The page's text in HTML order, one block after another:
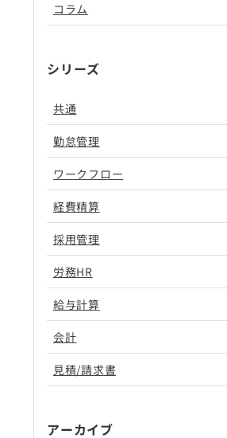
コラム
シリーズ
共通
勤怠管理
ワークフロー
経費精算
採用管理
労務HR
給与計算
会計
見積/請求書
アーカイブ